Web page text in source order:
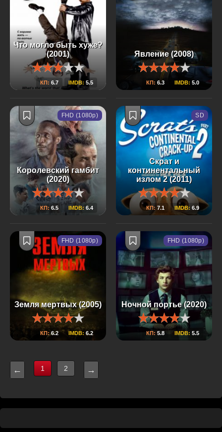
Что могло быть хуже?
(2001)
КП: 6.7 IMDB: 5.5
Явление (2008)
КП: 6.3 IMDB: 5.0
Королевский гамбит
(2020)
КП: 6.5 IMDB: 6.4
FHD (1080p)
Скрат и
континентальный
излом 2 (2011)
КП: 7.1 IMDB: 6.9
SD
Земля мертвых (2005)
КП:6.2 IMDB: 6.2
FHD (1080p)
Ночной портье (2020)
КП: 5.8 IMDB: 5.5
FHD (1080p)
← 1 2 →